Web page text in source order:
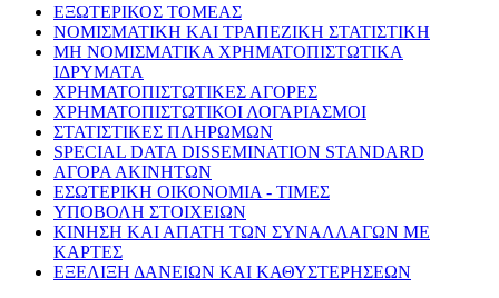
ΕΞΩΤΕΡΙΚΟΣ ΤΟΜΕΑΣ
ΝΟΜΙΣΜΑΤΙΚΗ ΚΑΙ ΤΡΑΠΕΖΙΚΗ ΣΤΑΤΙΣΤΙΚΗ
ΜΗ ΝΟΜΙΣΜΑΤΙΚΑ ΧΡΗΜΑΤΟΠΙΣΤΩΤΙΚΑ
ΙΔΡΥΜΑΤΑ
ΧΡΗΜΑΤΟΠΙΣΤΩΤΙΚΕΣ ΑΓΟΡΕΣ
ΧΡΗΜΑΤΟΠΙΣΤΩΤΙΚΟΙ ΛΟΓΑΡΙΑΣΜΟΙ
ΣΤΑΤΙΣΤΙΚΕΣ ΠΛΗΡΩΜΩΝ
SPECIAL DATA DISSEMINATION STANDARD
ΑΓΟΡΑ ΑΚΙΝΗΤΩΝ
ΕΣΩΤΕΡΙΚΗ ΟΙΚΟΝΟΜΙΑ - ΤΙΜΕΣ
ΥΠΟΒΟΛΗ ΣΤΟΙΧΕΙΩΝ
ΚΙΝΗΣΗ ΚΑΙ ΑΠΑΤΗ ΤΩΝ ΣΥΝΑΛΛΑΓΩΝ ΜΕ
ΚΑΡΤΕΣ
ΕΞΕΛΙΞΗ ΔΑΝΕΙΩΝ ΚΑΙ ΚΑΘΥΣΤΕΡΗΣΕΩΝ